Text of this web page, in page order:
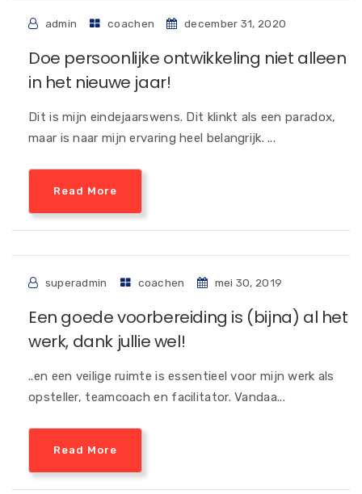
admin coachen december 31, 2020
Doe persoonlijke ontwikkeling niet alleen
in het nieuwe jaar!
Dit is mijn eindejaarswens. Dit klinkt als een paradox,
maar is naar mijn ervaring heel belangrijk. ...
Read More
superadmin coachen mei 30, 2019
Een goede voorbereiding is (bijna) al het
werk, dank jullie wel!
..en een veilige ruimte is essentieel voor mijn werk als
opsteller, teamcoach en facilitator. Vandaa...
Read More